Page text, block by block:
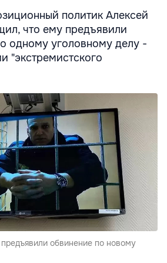
политик Алексей
что ему предъявили
одному уголовному делу -
"экстремистского
обвинение по новому